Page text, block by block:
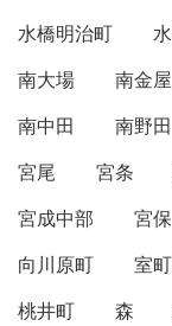
水橋明治町
南大場
南金屋
南中田
南野田
宮尾
宮条
宮成中部
宮保
向川原町
室
桃井町
森